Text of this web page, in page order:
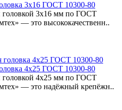
3x16 ГОСТ 10300-80
головкой 3x16 мм по ГОСТ
— это высококачественн..
4x25 ГОСТ 10300-80
головкой 4x25 мм по ГОСТ
— это надёжный крепёжн..